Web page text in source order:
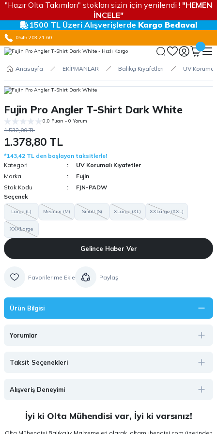
"Hazır Olta Takımları" stokları sizin için yenilendi ! "HEMEN
İNCELE"
1500 TL Üzeri Alışverişlerde Kargo Bedava!
0545 203 21 60
Anasayfa EKİPMANLAR Balıkçı Kıyafetleri UV
Fujin Pro Angler T-Shirt Dark White
0.0 Puan - 0 Yorum
1.532,00 TL
1.378,80 TL
*143,42 TL den başlayan taksitlerle!
Kategori
UV Korumalı Kıyafetler
Marka
Fujin
Stok Kodu
FJN-PADW
Seçenek
Large (L) Medium (M) Small (S) XLarge (XL) XXLarge (XXL)
XXXLarge
Gelince Haber Ver
Paylaş
Ürün Bilgisi
Yorumlar
Taksit Seçenekleri
Alışveriş Deneyimi
İyi ki Olta Mühendisi var, İyi ki varsınız!